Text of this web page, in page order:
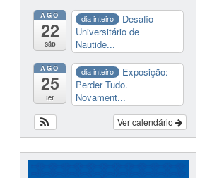
AGO
22
sáb
dia inteiro
Desafio
Universitário de
Nautide...
AGO
25
ter
dia inteiro
Exposição:
Perder Tudo.
Novament...
Ver calendário